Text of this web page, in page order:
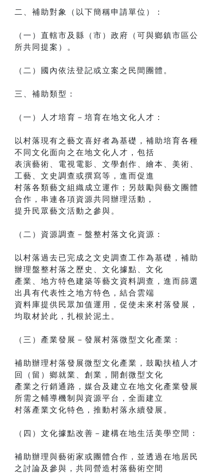
二、補助對象（以下簡稱申請單位）：
（一）直轄市及縣（市）政府（可與鄉鎮市區公
所共同提案）。
（二）國內依法登記或立案之民間團體。
三、補助類型：
（一）人才培育－培育在地文化人才：
以村落現有之藝文喜好者為基礎，補助培育各種
不同文化面向之在地文化人才，包括
表演藝術、電視電影、文學創作、繪本、美術、
工藝、文史調查或撰寫等，進而促進
村落各類藝文組織成立運作；另鼓勵與藝文團體
合作，串連各項資源共同辦理活動，
提升民眾藝文活動之參與。
（二）資源調查－盤整村落文化資源：
以村落過去已完成之文史調查工作為基礎，補助
辦理盤整村落之歷史、文化據點、文化
產業、地方特色建築等藝文資料調查，進而篩選
出具有代表性之地方特色，結合雲端
資料庫提供民眾加值運用，促使未來村落發展，
均取材於此，扎根於泥土。
（三）產業發展－發展村落微型文化產業：
補助辦理村落發展微型文化產業，鼓勵扶植人才
回（留）鄉就業、創業，開創微型文化
產業之行銷通路，媒合及建立在地文化產業發展
所需之輔導機制與資源平台，全面建立
村落產業文化特色，推動村落永續發展。
（四）文化據點改善－建構在地生活美學空間：
補助辦理與藝術家或團體合作，並透過在地居民
之討論及參與，共同營造村落藝術空間